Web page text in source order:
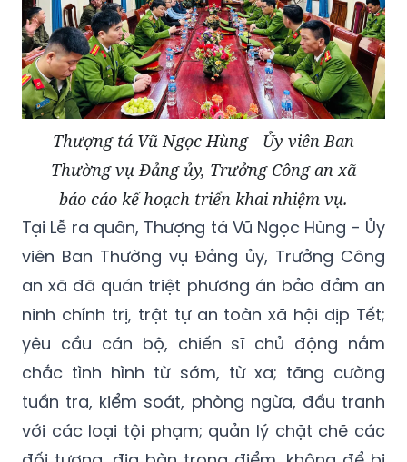
Thượng tá Vũ Ngọc Hùng - Ủy viên Ban
Thường vụ Đảng ủy, Trưởng Công an xã
báo cáo kế hoạch triển khai nhiệm vụ.
Tại Lễ ra quân, Thượng tá Vũ Ngọc Hùng - Ủy
viên Ban Thường vụ Đảng ủy, Trưởng Công
an xã đã quán triệt phương án bảo đảm an
ninh chính trị, trật tự an toàn xã hội dịp Tết;
yêu cầu cán bộ, chiến sĩ chủ động nắm
chắc tình hình từ sớm, từ xa; tăng cường
tuần tra, kiểm soát, phòng ngừa, đấu tranh
với các loại tội phạm; quản lý chặt chẽ các